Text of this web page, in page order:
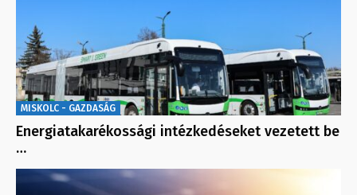
MISKOLC - GAZDASÁG
Energiatakarékossági intézkedéseket vezetett be
…